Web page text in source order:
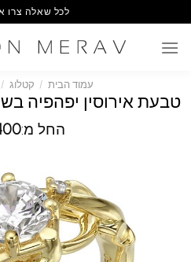
to
content
לכל שאלה צרו
עמוד הבית / קטלוג /
טבעת אירוסין יפהפיה
החל מ: